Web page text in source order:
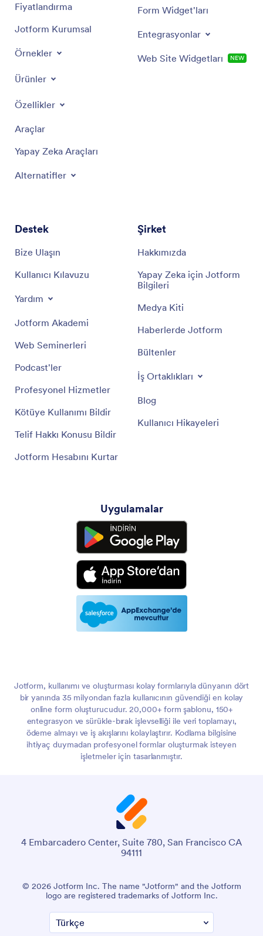
Fiyatlandırma
Jotform Kurumsal
Örnekler
Ürünler
Özellikler
Araçlar
Yapay Zeka Araçları
Alternatifler
Form Widget'ları
Entegrasyonlar
Web Site Widgetları NEW
Destek
Bize Ulaşın
Kullanıcı Kılavuzu
Yardım
Jotform Akademi
Web Seminerleri
Podcast'ler
Profesyonel Hizmetler
Kötüye Kullanımı Bildir
Telif Hakkı Konusu Bildir
Jotform Hesabını Kurtar
Şirket
Hakkımızda
Yapay Zeka için Jotform
Bilgileri
Medya Kiti
Haberlerde Jotform
Bültenler
İş Ortaklıkları
Blog
Kullanıcı Hikayeleri
Uygulamalar
Jotform, kullanımı ve oluşturması kolay formlarıyla dünyanın dört
bir yanında 35 milyondan fazla kullanıcının güvendiği en kolay
online form oluşturucudur. 20,000+ form şablonu, 150+
entegrasyon ve sürükle-bırak işlevselliği ile veri toplamayı,
ödeme almayı ve iş akışlarını kolaylaştırır. Kodlama bilgisine
ihtiyaç duymadan profesyonel formlar oluşturmak isteyen
işletmeler için tasarlanmıştır.
4 Embarcadero Center, Suite 780, San Francisco CA
94111
© 2026 Jotform Inc. The name "Jotform" and the Jotform
logo are registered trademarks of Jotform Inc.